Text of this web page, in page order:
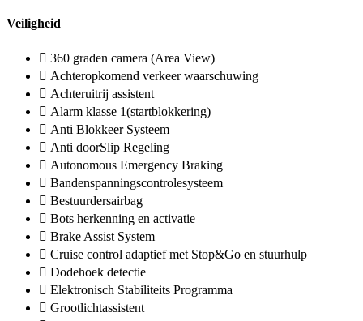
Veiligheid
360 graden camera (Area View)
Achteropkomend verkeer waarschuwing
Achteruitrij assistent
Alarm klasse 1(startblokkering)
Anti Blokkeer Systeem
Anti doorSlip Regeling
Autonomous Emergency Braking
Bandenspanningscontrolesysteem
Bestuurdersairbag
Bots herkenning en activatie
Brake Assist System
Cruise control adaptief met Stop&Go en stuurhulp
Dodehoek detectie
Elektronisch Stabiliteits Programma
Grootlichtassistent